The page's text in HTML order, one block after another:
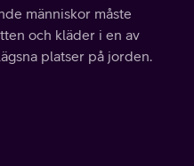
människor måste
och kläder i en av
platser på jorden.